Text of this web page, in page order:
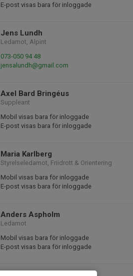
E-post visas bara för inloggade
Jens Lundh
Ledamot, Alpint
073-050 94 48
jensalundh@gmail.com
Axel Bard Bringéus
Suppleant
Mobil visas bara för inloggade
E-post visas bara för inloggade
Maria Karlberg
Styrelseledamot, Friidrott & Orientering
Mobil visas bara för inloggade
E-post visas bara för inloggade
Anders Aspholm
Ledamot
Mobil visas bara för inloggade
E-post visas bara för inloggade